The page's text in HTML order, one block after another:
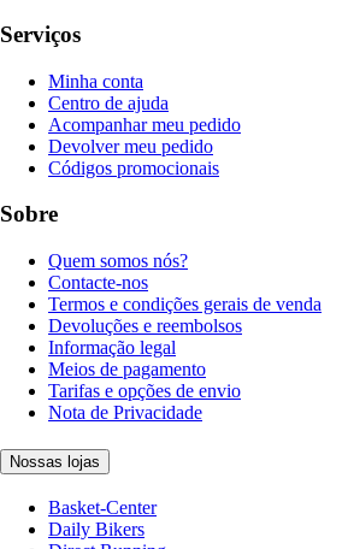
Serviços
Minha conta
Centro de ajuda
Acompanhar meu pedido
Devolver meu pedido
Códigos promocionais
Sobre
Quem somos nós?
Contacte-nos
Termos e condições gerais de venda
Devoluções e reembolsos
Informação legal
Meios de pagamento
Tarifas e opções de envio
Nota de Privacidade
Nossas lojas
Basket-Center
Daily Bikers